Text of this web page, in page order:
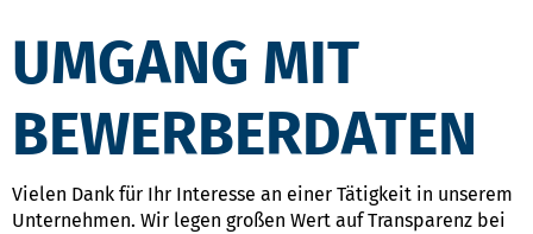
UMGANG MIT
BEWERBERDATEN
Vielen Dank für Ihr Interesse an einer Tätigkeit in unserem
Unternehmen. Wir legen großen Wert auf Transparenz bei